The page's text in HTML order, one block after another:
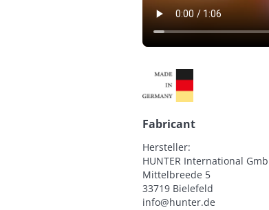
Fabricant
Hersteller:
HUNTER International
Mittelbreede 5
33719 Bielefeld
info@hunter.de